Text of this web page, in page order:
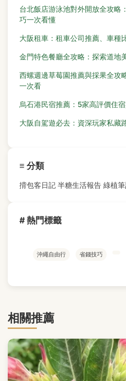
台北飯店游泳池對外開放全攻略
巧一次看懂
大阪租車：租車公司推薦、車種
金門特色餐廳全攻略：探索道地
西螺週邊草莓園推薦與採果全攻
一次看
烏石港民宿推薦：5家高評價住
大阪自駕遊必去：資深玩家私藏
≡ 分類
揹包客日記 半糖生活報告 綠植
# 熱門標籤
沖繩自由行 省錢技巧
相關推薦